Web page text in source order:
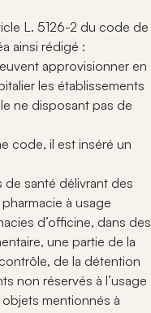
L. 5126-2 du code de
ainsi rédigé :
approvisionner en
les établissements
ne disposant pas de
code, il est inséré un
de santé délivrant des
à usage
d’officine, dans des
une partie de la
de la détention
non réservés à l’usage
mentionnés à